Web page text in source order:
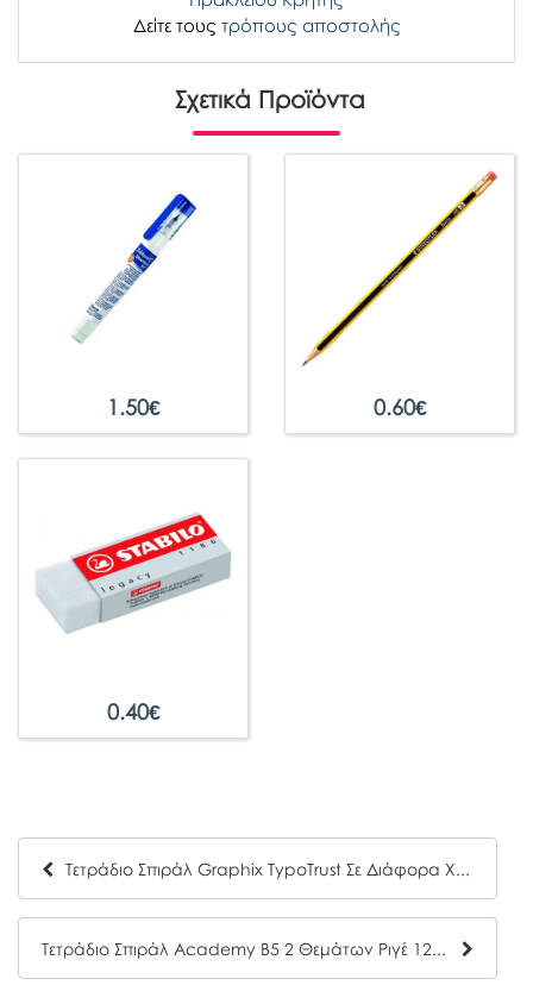
Δείτε τους τρόπους αποστολής
Σχετικά Προϊόντα
1.50€ 0.60€
0.40€
Τετράδιο Σπιράλ Graphix TypoTrust Σε Διάφορα Χρώματα A4 4 Θέματα (120Φ)
Τετράδιο Σπιράλ Academy Β5 2 Θεμάτων Ριγέ 120Φ. 4522Α